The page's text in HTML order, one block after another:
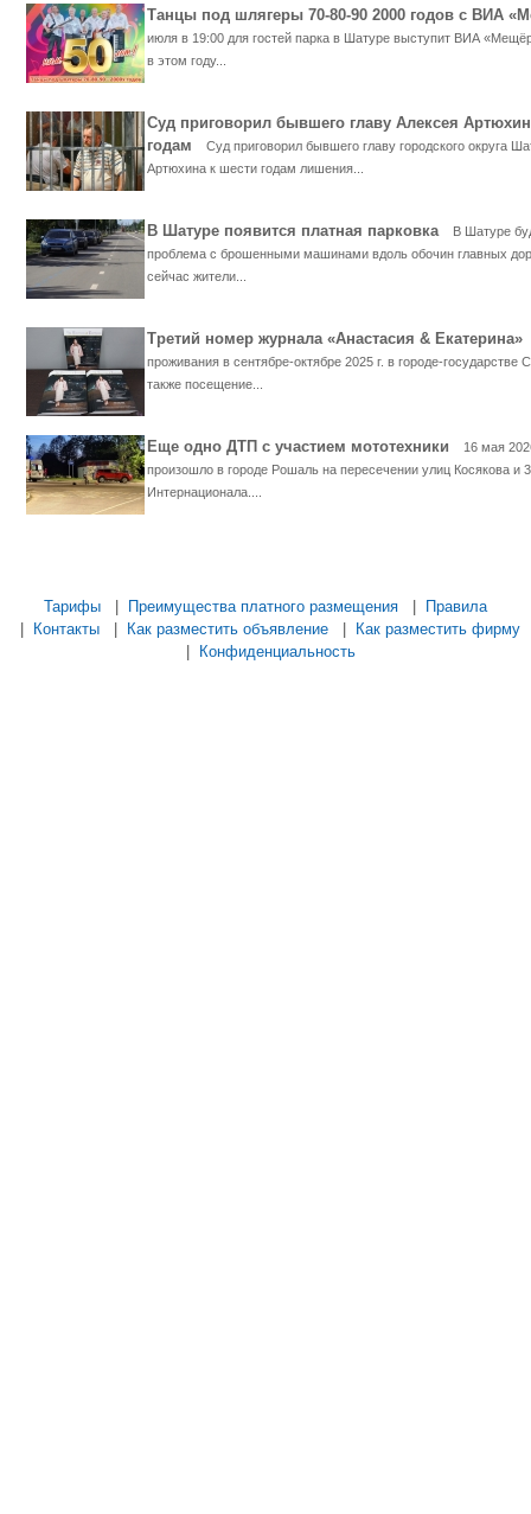
Танцы под шлягеры 70-80-90 2000 годов с ВИА
июля в 19:00 для гостей парка в Шатуре выступит ВИА
в этом году...
Суд приговорил бывшего главу Алексея
годам
Суд приговорил бывшего главу городского округа
Артюхина к шести годам лишения...
В Шатуре появится платная парковка
В Шатуре
проблема с брошенными машинами вдоль обочин главных
сейчас жители...
Третий номер журнала «Анастасия &
проживания в сентябре-октябре 2025 г. в городе-государстве
также посещение...
Еще одно ДТП с участием мототехники
16 мая
произошло в городе Рошаль на пересечении улиц Косякова и
Интернационала....
Тарифы Преимущества платного размещения
Правила
Контакты Как разместить объявление
Как разместить фирму
Конфиденциальность